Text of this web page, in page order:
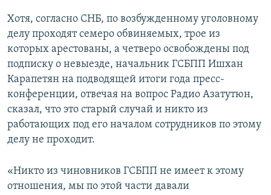
Хотя, согласно СНБ, по возбужденному уголовному
делу проходят семеро обвиняемых, трое из
которых арестованы, а четверо освобождены под
подписку о невыезде, начальник ГСБПП Ишхан
Карапетян на подводящей итоги года пресс-
конференции, отвечая на вопрос Радио Азатутюн,
сказал, что это старый случай и никто из
работающих под его началом сотрудников по этому
делу не проходит.
«Никто из чиновников ГСБПП не имеет к этому
отношения, мы по этой части давали